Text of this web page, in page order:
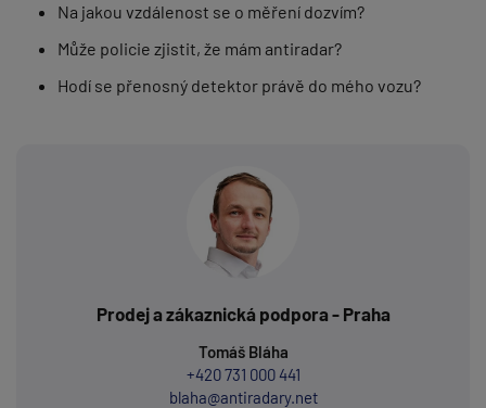
Na jakou vzdálenost se o měření dozvím?
Může policie zjistit, že mám antiradar?
Hodí se přenosný detektor právě do mého vozu?
Prodej a zákaznická podpora - Praha
Tomáš Bláha
+420 731 000 441
blaha@antiradary.net